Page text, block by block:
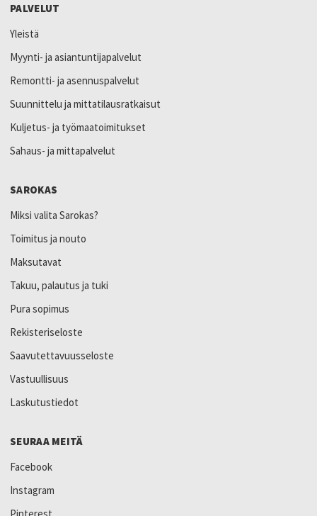
PALVELUT
Yleistä
Myynti- ja asiantuntijapalvelut
Remontti- ja asennuspalvelut
Suunnittelu ja mittatilausratkaisut
Kuljetus- ja työmaatoimitukset
Sahaus- ja mittapalvelut
SAROKAS
Miksi valita Sarokas?
Toimitus ja nouto
Maksutavat
Takuu, palautus ja tuki
Pura sopimus
Rekisteriseloste
Saavutettavuusseloste
Vastuullisuus
Laskutustiedot
SEURAA MEITÄ
Facebook
Instagram
Pinterest